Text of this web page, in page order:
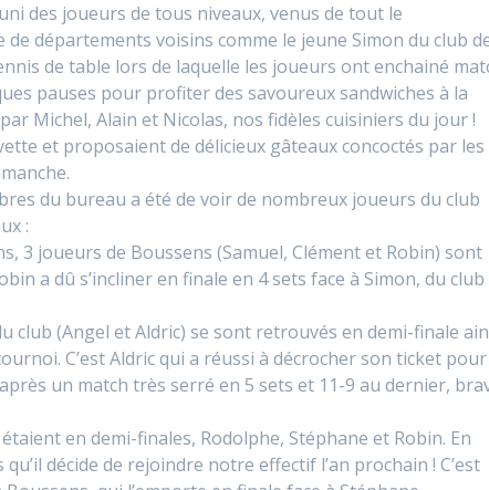
des joueurs de tous niveaux, venus de tout le
départements voisins comme le jeune Simon du club
de table lors de laquelle les joueurs ont enchainé
pauses pour profiter des savoureux sandwiches à la
Michel, Alain et Nicolas, nos fidèles cuisiniers du jour !
et proposaient de délicieux gâteaux concoctés par les
du bureau a été de voir de nombreux joueurs du club
:
3 joueurs de Boussens (Samuel, Clément et Robin) sont
a dû s’incliner en finale en 4 sets face à Simon, du club
club (Angel et Aldric) se sont retrouvés en demi-finale
C’est Aldric qui a réussi à décrocher son ticket pour
un match très serré en 5 sets et 11-9 au dernier,
en demi-finales, Rodolphe, Stéphane et Robin. En
décide de rejoindre notre effectif l’an prochain ! C’est